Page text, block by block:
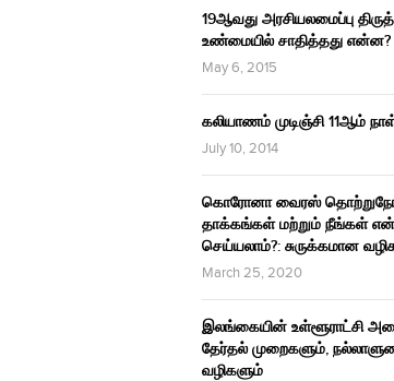
19ஆவது அரசியலமைப்பு
உண்மையில் சாதித்தது என்ன?
May 6, 2015
கலியாணம் முடிஞ்சி 11ஆம்
July 10, 2014
கொரோனா வைரஸ்
தாக்கங்கள் மற்றும் நீங்கள்
செய்யலாம்?: சுருக்கமான
March 25, 2020
இலங்கையின் உள்ளூராட்சி
தேர்தல் முறைகளும்,
வழிகளும்